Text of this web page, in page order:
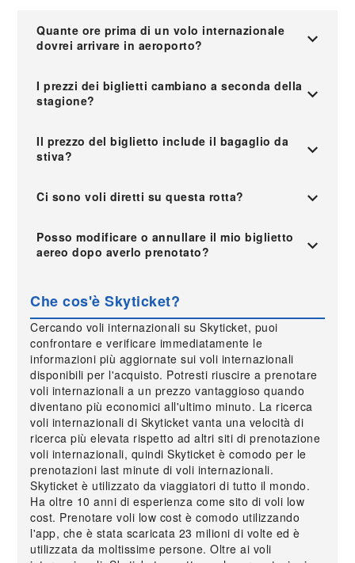
Quante ore prima di un volo internazionale
dovrei arrivare in aeroporto?
I prezzi dei biglietti cambiano a seconda della
stagione?
Il prezzo del biglietto include il bagaglio da
stiva?
Ci sono voli diretti su questa rotta?
Posso modificare o annullare il mio biglietto
aereo dopo averlo prenotato?
Che cos'è Skyticket?
Cercando voli internazionali su Skyticket, puoi
confrontare e verificare immediatamente le
informazioni più aggiornate sui voli internazionali
disponibili per l'acquisto. Potresti riuscire a prenotare
voli internazionali a un prezzo vantaggioso quando
diventano più economici all'ultimo minuto. La ricerca
voli internazionali di Skyticket vanta una velocità di
ricerca più elevata rispetto ad altri siti di prenotazione
voli internazionali, quindi Skyticket è comodo per le
prenotazioni last minute di voli internazionali.
Skyticket è utilizzato da viaggiatori di tutto il mondo.
Ha oltre 10 anni di esperienza come sito di voli low
cost. Prenotare voli low cost è comodo utilizzando
l'app, che è stata scaricata 23 milioni di volte ed è
utilizzata da moltissime persone. Oltre ai voli